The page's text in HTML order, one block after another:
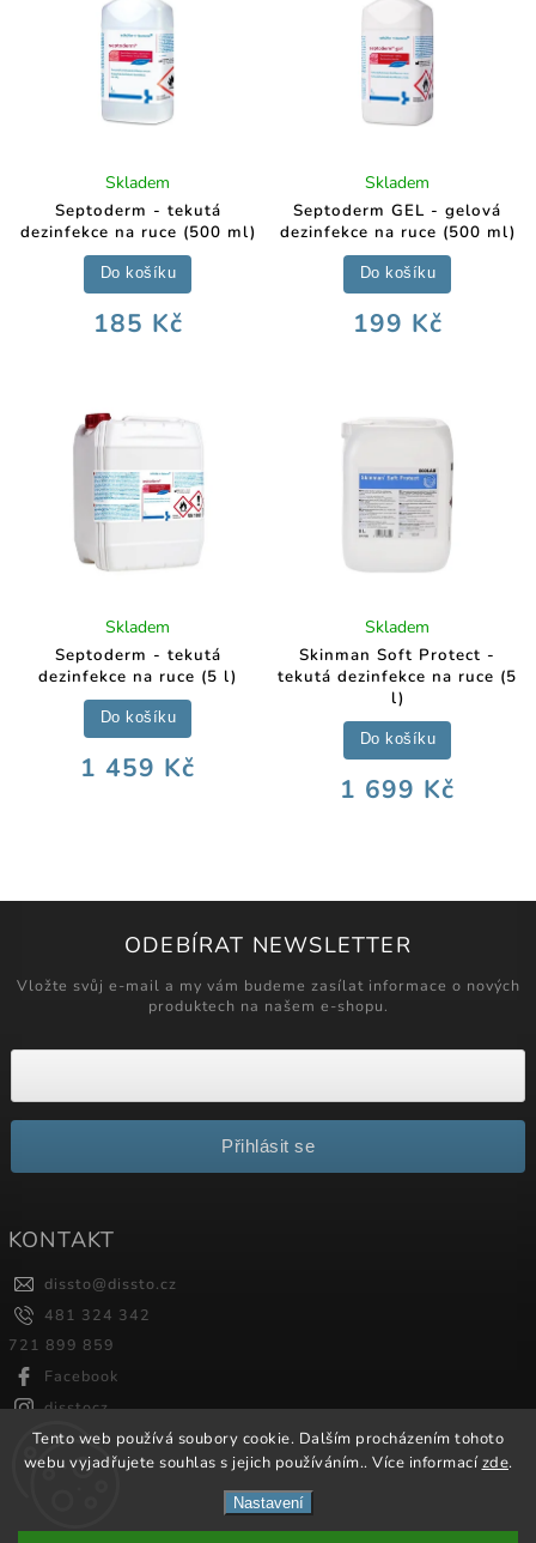
Tento web používá soubory cookie. Dalším procházením tohoto
webu vyjadřujete souhlas s jejich používáním.. Více informacízde.
Nastavení
Septoderm - tekutá
dezinfekce na ruce (500 ml)
Skladem
185 Kč
Do košíku
Septoderm GEL - gelová
dezinfekce na ruce (500 ml)
Skladem
199 Kč
Do košíku
Septoderm - tekutá
dezinfekce na ruce (5 l)
Skladem
1 459 Kč
Do košíku
Skinman Soft Protect -
tekutá dezinfekce na ruce (5
l)
Skladem
1 699 Kč
Do košíku
ODEBÍRAT NEWSLETTER
Vložte svůj e-mail a my vám budeme zasílat informace o nových
produktech na našem e-shopu.
Přihlásit se
KONTAKT
dissto@dissto.cz
481 324 342
721 899 859
Facebook
disstocz
Shoptet| Design